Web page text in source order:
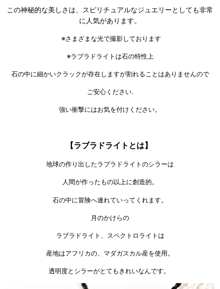
この神秘的な美しさは、スピリチュアルなジュエリーとしても非常
に人気があります。
※さまざまな光で撮影しております
※ラブラドライトは石の特性上
石の中に細かいクラックが存在しますが割れることはありませんので
ご安心ください.
強い衝撃にはお気を付けください。
【ラブラドライトとは】
地球の作り出したラブラドライトのシラーは
人間が作ったもの以上に創造的。
石の中に冒険へ連れていってくれます。
月のかけらの
ラブラドライト、スペクトロライトは
産地はアフリカの、マダガスカル産を使用。
透明度とシラーがとてもきれいなんです。